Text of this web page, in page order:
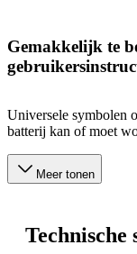
Gemakkelijk te
Universele symbolen
batterij kan of moet
Meer tonen
Technische